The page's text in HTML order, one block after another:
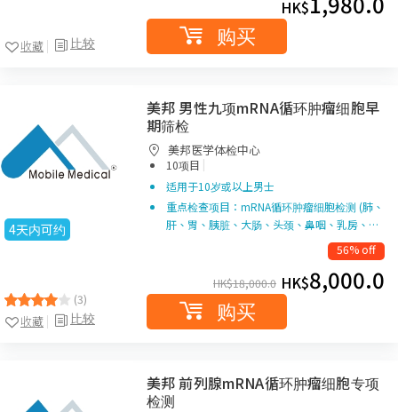
比较
收藏
HK$
购买
4天内可约
(3)
比较
收藏
美邦 男性九项mRNA循环肿瘤细胞早
期筛检
美邦医学体检中心
10项目 |
适用于10岁或以上男士
重点检查项目：mRNA循环肿瘤细胞检测 (肺、
肝、胃、胰脏、大肠、头颈、鼻咽、乳房、…
56% off
HK$18,000.0 HK$8,000.0
购买
美邦 前列腺mRNA循环肿瘤细胞专项
检测